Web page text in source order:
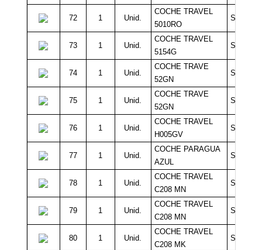
72 1 Unid.
COCHE TRAVEL
5010RO
Sin
73 1 Unid.
COCHE TRAVEL
5154G
Sin
74 1 Unid.
COCHE TRAVE
52GN
Sin
75 1 Unid.
COCHE TRAVE
52GN
Sin
76 1 Unid.
COCHE TRAVEL
H005GV
Sin
77 1 Unid.
COCHE PARAGUA
AZUL
Sin
78 1 Unid.
COCHE TRAVEL
C208 MN
Sin
79 1 Unid.
COCHE TRAVEL
C208 MN
Sin
80 1 Unid.
COCHE TRAVEL
C208 MK
Sin